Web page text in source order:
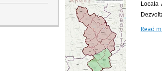
Locala
Read